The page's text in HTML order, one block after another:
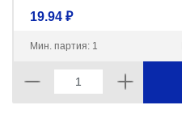
19.94 ₽
Мин. партия: 1